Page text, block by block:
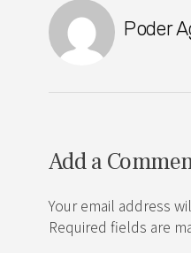
Poder
Add a
Your email address
Required fields are